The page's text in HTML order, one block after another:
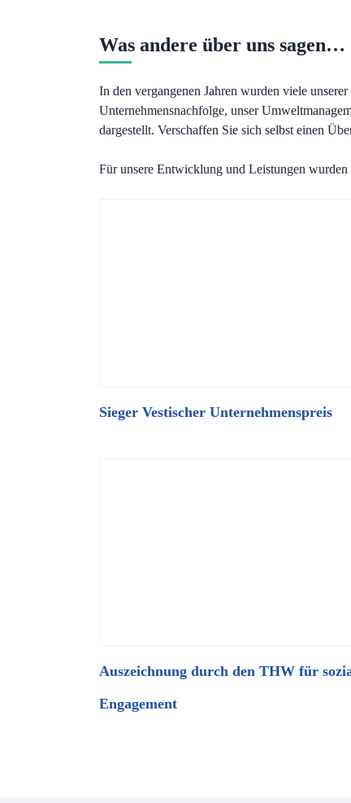
Was andere über uns sagen…
In den vergangenen Jahren wurden viele
Unternehmensnachfolge, unser
dargestellt. Verschaffen Sie sich selbst einen
Für unsere Entwicklung und Leistungen wurden
Sieger Vestischer Unternehmenspreis
Auszeichnung durch den THW für
Engagement